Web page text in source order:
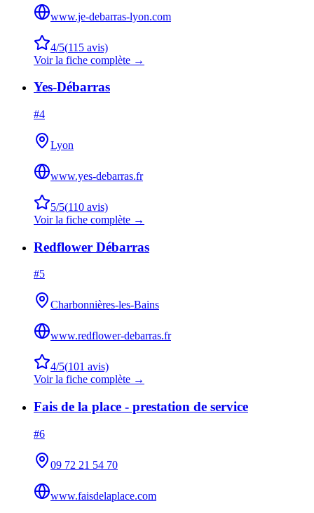
www.je-debarras-lyon.com
4/5(115 avis)
Voir la fiche complète →
Yes-Débarras
#4
Lyon
www.yes-debarras.fr
5/5(110 avis)
Voir la fiche complète →
Redflower Débarras
#5
Charbonnières-les-Bains
www.redflower-debarras.fr
4/5(101 avis)
Voir la fiche complète →
Fais de la place - prestation de service
#6
09 72 21 54 70
www.faisdelaplace.com